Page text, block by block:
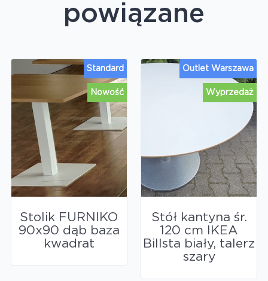
powiązane
Nowość
Standard
Stolik FURNIKO
90x90 dąb baza
kwadrat
Wyprzedaż
Outlet Warszawa
Stół kantyna śr.
120 cm IKEA
Billsta biały, talerz
szary